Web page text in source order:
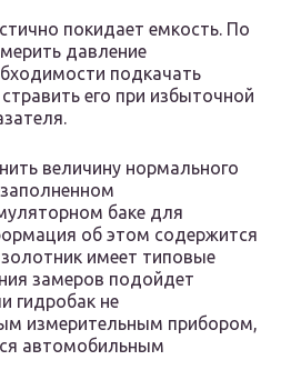
покидает емкость. По
давление
подкачать
его при избыточной
величину нормального
баке для
об этом содержится
золотник имеет типовые
замеров подойдет
гидробак не
измерительным прибором,
автомобильным